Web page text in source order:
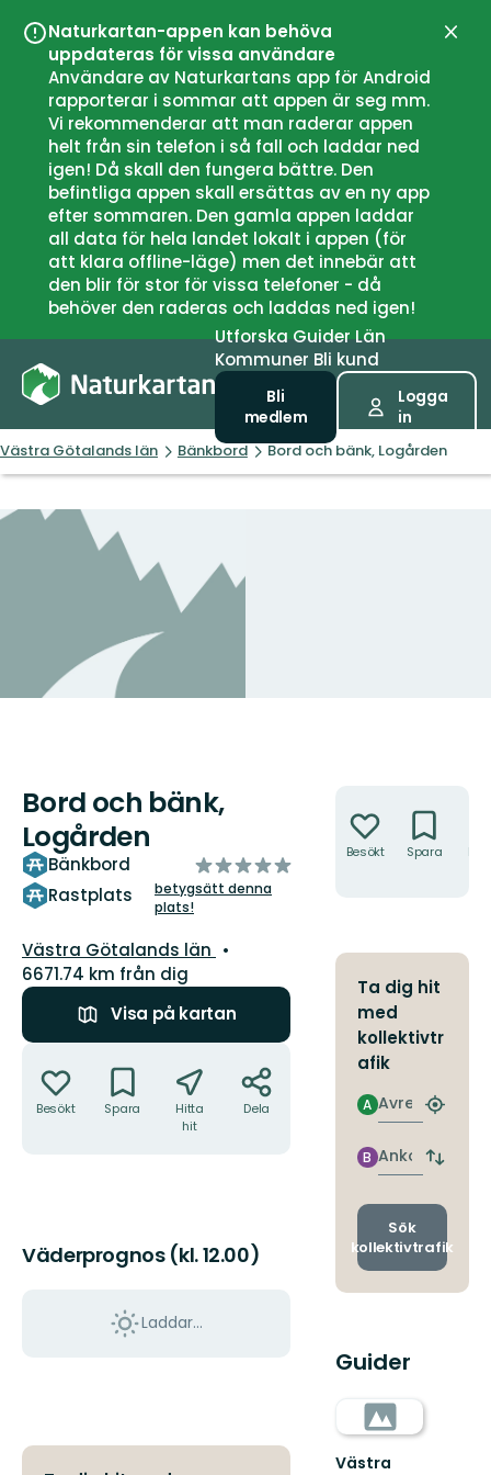
Naturkartan-appen kan behöva
uppdateras för vissa användare
Användare av Naturkartans app för Android
rapporterar i sommar att appen är seg mm.
Vi rekommenderar att man raderar appen
helt från sin telefon i så fall och laddar ned
igen! Då skall den fungera bättre. Den
befintliga appen skall ersättas av en ny app
efter sommaren. Den gamla appen laddar
all data för hela landet lokalt i appen (för
att klara offline-läge) men det innebär att
den blir för stor för vissa telefoner - då
behöver den raderas och laddas ned igen!
UtforskaGuiderLän
Kommuner Bli kund
Bli
medlem
Logga
in
Västra Götalands län Bänkbord Bord och bänk, Logården
Bord och bänk,
Logården
Bänkbord
Rastplats
av
5
stjärnor
betygsätt denna
plats!
Län:
Västra Götalands län
6671.74 km från dig
Visa på kartan
Besökt Spara
Hitta
hit
Dela
Väderprognos (kl. 12.00)
Laddar...
Besökt Spara
Ta dig hit
med
kollektivtr
afik
Avresa
A
Hitta
Ankomst
B
Byt
och
Sök
kollektivtrafik
Guider
Västra